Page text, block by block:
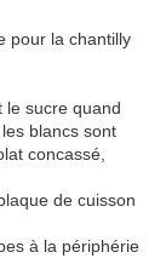
pour la chantilly
le sucre quand
blancs sont
concassé,
de cuisson
à la périphérie